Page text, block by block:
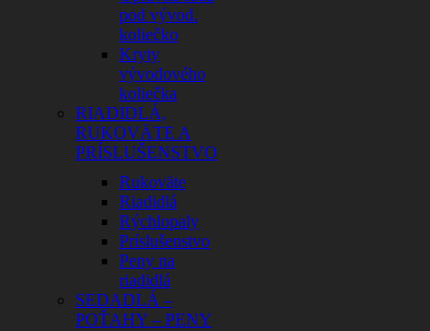
pod vývod.
koliečko
Kryty
vývodového
koliečka
RIADIDLÁ,
RUKOVÄTE A
PRÍSLUŠENSTVO
Rukoväte
Riadidlá
Rýchlopaly
Príslušenstvo
Peny na
riadidlá
SEDADLÁ –
POŤAHY – PENY